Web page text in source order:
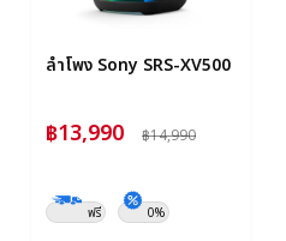
ลำโพง Sony SRS-XV500
฿13,990 ฿14,990
ฟรี 0%